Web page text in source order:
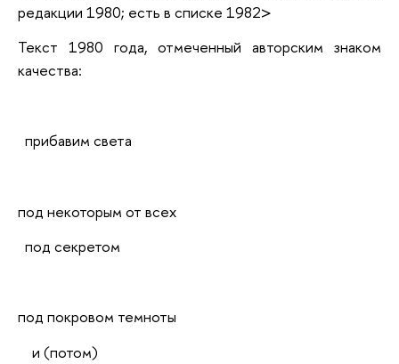
редакции 1980; есть в списке 1982>
Текст 1980 года, отмеченный авторским знаком
качества:
прибавим света
под некоторым от всех
под секретом
под покровом темноты
и (потом)